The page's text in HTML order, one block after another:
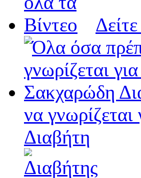
να
Διαβήτη